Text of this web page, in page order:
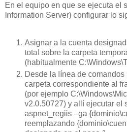
En el equipo en que se ejecuta el
Information Server) configurar lo
Asignar a la cuenta
total sobre la carpeta
(habitualmente
Desde la línea de
carpeta correspondiente al
(por ejemplo
v2.0.50727) y allí ejecutar el
aspnet_regiis –ga
reemplazando